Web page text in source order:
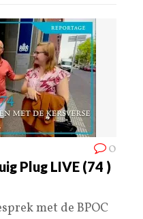
0
Plug LIVE (74 )
met de BPOC